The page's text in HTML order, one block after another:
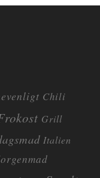
Chili
Grill
Italien